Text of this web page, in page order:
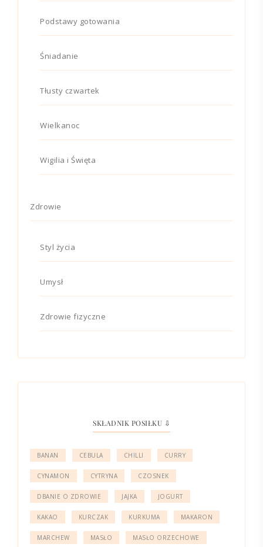
Podstawy gotowania
Śniadanie
Tłusty czwartek
Wielkanoc
Wigilia i Święta
Zdrowie
Styl życia
Umysł
Zdrowie fizyczne
SKŁADNIK POSIŁKU ⇩
BANAN CEBULA CHILLI CURRY
CYNAMON CYTRYNA CZOSNEK
DBANIE O ZDROWIE JAJKA JOGURT
KAKAO KURCZAK KURKUMA MAKARON
MARCHEW MASŁO MASŁO ORZECHOWE